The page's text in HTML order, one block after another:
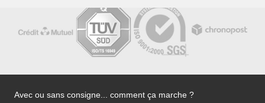
Avec ou sans consigne... comment ça marche ?